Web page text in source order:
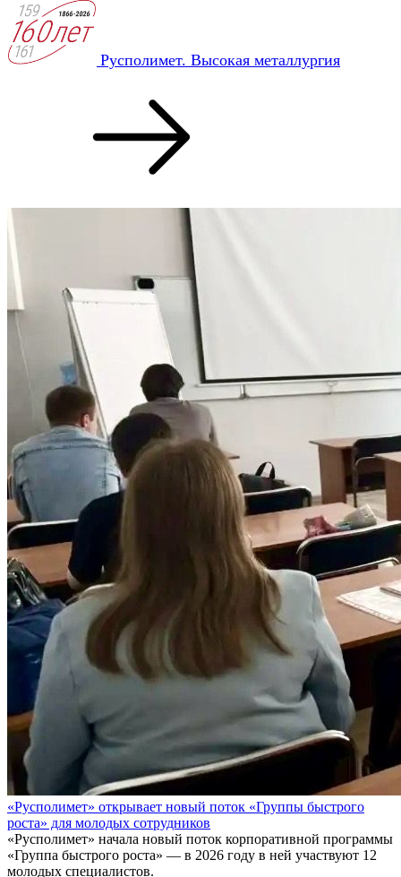
Русполимет. Высокая металлургия
«Русполимет» открывает новый поток «Группы быстрого
роста» для молодых сотрудников
«Русполимет» начала новый поток корпоративной программы
«Группа быстрого роста» — в 2026 году в ней участвуют 12
молодых специалистов.